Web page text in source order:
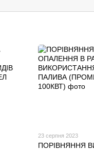
23 серпня 2023
ПОРІВНЯННЯ